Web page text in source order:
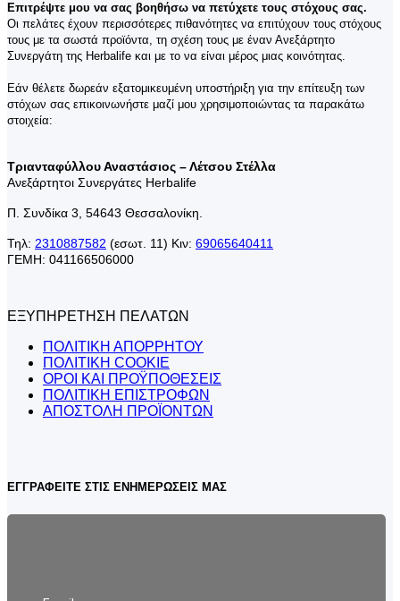
Επιτρέψτε μου να σας βοηθήσω να πετύχετε τους στόχους σας.
Οι πελάτες έχουν περισσότερες πιθανότητες να επιτύχουν τους στόχους
τους με τα σωστά προϊόντα, τη σχέση τους με έναν Ανεξάρτητο
Συνεργάτη της Herbalife και με το να είναι μέρος μιας κοινότητας.
Εάν θέλετε δωρεάν εξατομικευμένη υποστήριξη για την επίτευξη των
στόχων σας επικοινωνήστε μαζί μου χρησιμοποιώντας τα παρακάτω
στοιχεία:
Τριανταφύλλου Αναστάσιος – Λέτσου Στέλλα
Ανεξάρτητοι Συνεργάτες Herbalife
Π. Συνδίκα 3, 54643 Θεσσαλονίκη.
Τηλ: 2310887582 (εσωτ. 11) Κιν: 69065640411
ΓΕΜΗ: 041166506000
ΕΞΥΠΗΡΕΤΗΣΗ ΠΕΛΑΤΩΝ
ΠΟΛΙΤΙΚΗ ΑΠΟΡΡΗΤΟΥ
ΠΟΛΙΤΙΚΗ COOKIE
ΟΡΟΙ ΚΑΙ ΠΡΟΫΠΟΘΕΣΕΙΣ
ΠΟΛΙΤΙΚΗ ΕΠΙΣΤΡΟΦΩΝ
ΑΠΟΣΤΟΛΗ ΠΡΟΪΟΝΤΩΝ
ΕΓΓΡΑΦΕΙΤΕ ΣΤΙΣ ΕΝΗΜΕΡΩΣΕΙΣ ΜΑΣ